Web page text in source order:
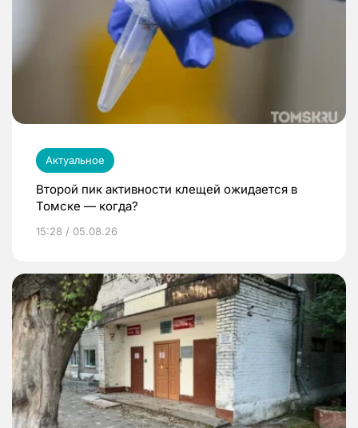
Актуальное
Второй пик активности клещей ожидается в
Томске — когда?
15:28 / 05.08.26